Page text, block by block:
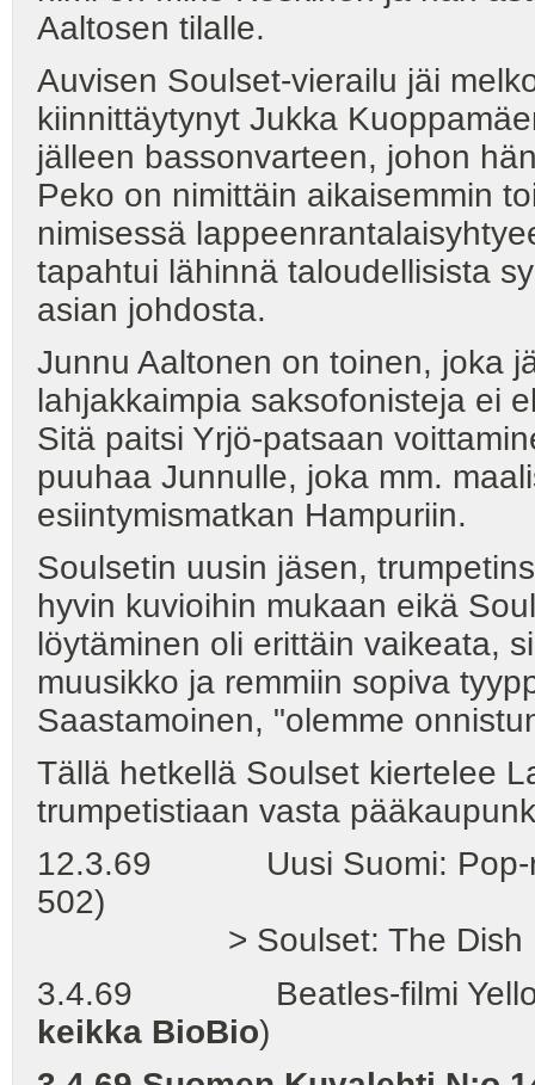
Aaltosen tilalle.
Auvisen Soulset-vierailu jäi
kiinnittäytynyt Jukka
jälleen bassonvarteen, johon
Peko on nimittäin aikaisemmin
nimisessä
tapahtui lähinnä taloudellisista
asian johdosta.
Junnu Aaltonen on toinen, joka
lahjakkaimpia saksofonisteja ei
Sitä paitsi Yrjö-patsaan
puuhaa Junnulle, joka mm.
esiintymismatkan Hampuriin.
Soulsetin uusin jäsen,
hyvin kuvioihin mukaan eikä
löytäminen oli erittäin vaikeata,
muusikko ja remmiin sopiva
Saastamoinen, "olemme
Tällä hetkellä Soulset kiertelee
trumpetistiaan vasta
12.3.69 Uusi Suomi: Pop-
502)
> Soulset: The Dish
3.4.69 Beatles-filmi Yellow
keikka BioBio)